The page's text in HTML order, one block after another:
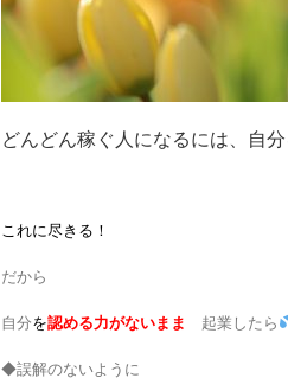
どんどん稼ぐ人になるには、自
これに尽きる！
だから
自分を認める力がないまま 起業したら
◆誤解のないように